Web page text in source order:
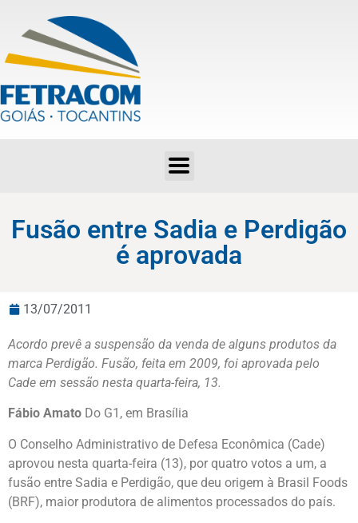
Fusão entre Sadia e Perdigão
é aprovada
13/07/2011
Acordo prevê a suspensão da venda de alguns produtos da
marca Perdigão. Fusão, feita em 2009, foi aprovada pelo
Cade em sessão nesta quarta-feira, 13.
Fábio Amato Do G1, em Brasília
O Conselho Administrativo de Defesa Econômica (Cade)
aprovou nesta quarta-feira (13), por quatro votos a um, a
fusão entre Sadia e Perdigão, que deu origem à Brasil Foods
(BRF), maior produtora de alimentos processados do país.